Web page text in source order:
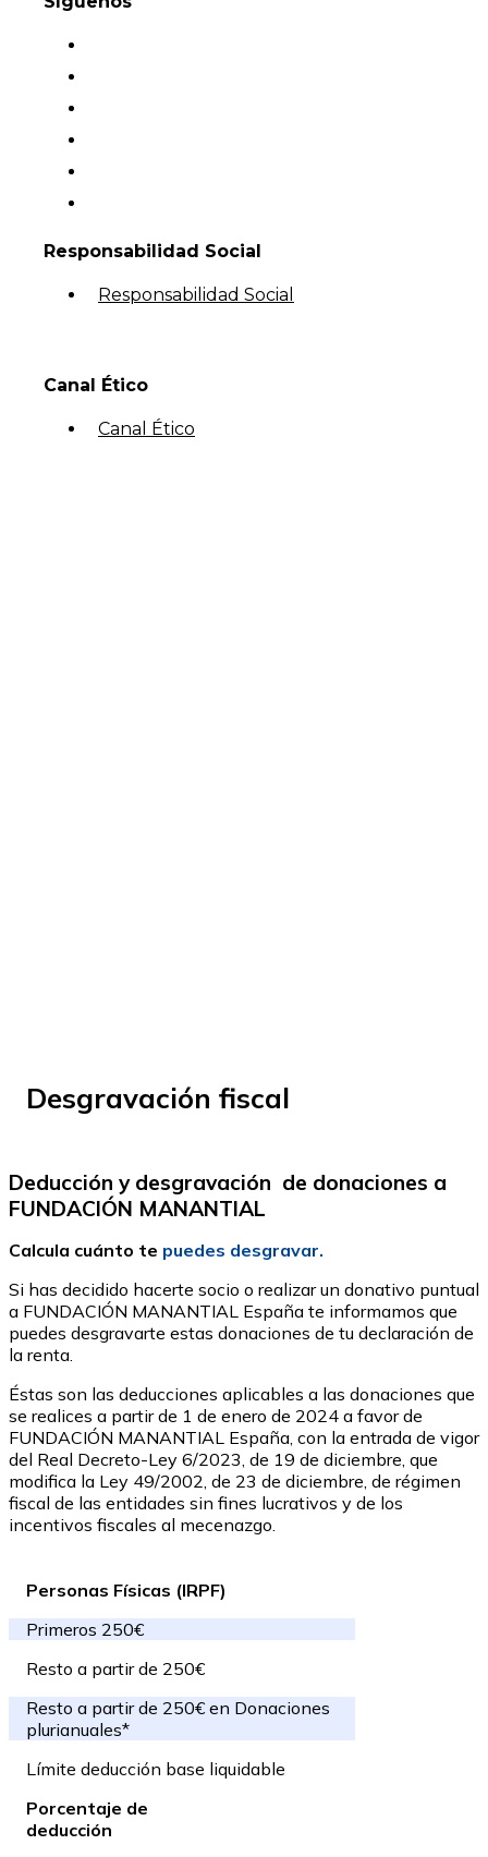
Responsabilidad Social
Responsabilidad Social
Canal Ético
Canal Ético
Desgravación fiscal
Deducción y desgravación de donaciones a
FUNDACIÓN MANANTIAL
Calcula cuánto te puedes desgravar.
Si has decidido hacerte socio o realizar un donativo puntual
a FUNDACIÓN MANANTIAL España te informamos que
puedes desgravarte estas donaciones de tu declaración de
la renta.
Éstas son las deducciones aplicables a las donaciones que
se realices a partir de 1 de enero de 2024 a favor de
FUNDACIÓN MANANTIAL España, con la entrada de vigor
del Real Decreto-Ley 6/2023, de 19 de diciembre, que
modifica la Ley 49/2002, de 23 de diciembre, de régimen
fiscal de las entidades sin fines lucrativos y de los
incentivos fiscales al mecenazgo.
Personas Físicas (IRPF)
Primeros 250€
Resto a partir de 250€
Resto a partir de 250€ en Donaciones
plurianuales*
Límite deducción base liquidable
Porcentaje de
deducción